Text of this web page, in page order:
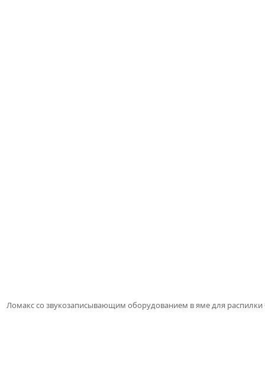
Ломакс со звукозаписывающим оборудованием в яме для